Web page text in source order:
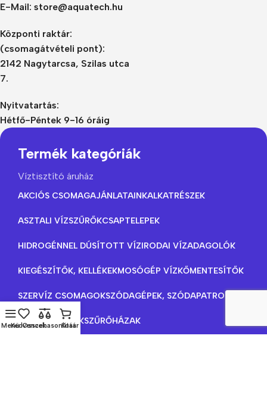
E-Mail: store@aquatech.hu
Központi raktár:
(csomagátvételi pont):
2142 Nagytarcsa, Szilas utca
7.
Nyitvatartás:
Hétfő-Péntek 9-16 óráig
Termék kategóriák
Víztisztító áruház
AKCIÓS CSOMAGAJÁNLATAINKALKATRÉSZEK
ASZTALI VÍZSZŰRŐKCSAPTELEPEK
HIDROGÉNNEL DÚSÍTOTT VÍZIRODAI VÍZADAGOLÓK
KIEGÉSZÍTŐK, KELLÉKEKMOSÓGÉP VÍZKŐMENTESÍTŐK
SZERVÍZ CSOMAGOKSZÓDAGÉPEK, SZÓDAPATRONOK
SZŰRŐBETÉTEKSZŰRŐHÁZAK
MenüKedvencek
Összehasonlítás
Kosár